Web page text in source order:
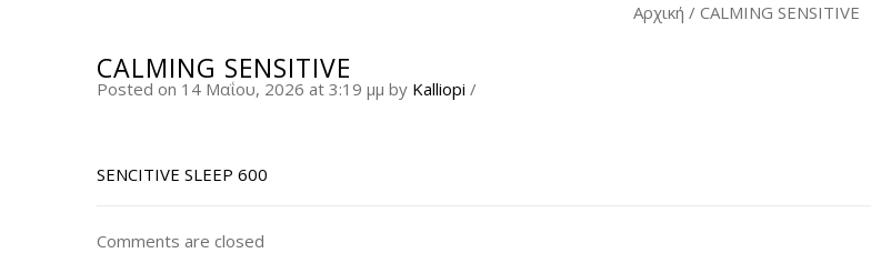
Αρχική / CALMING SENSITIVE
CALMING SENSITIVE
Posted on 14 Μαΐου, 2026 at 3:19 μμ by Kalliopi /
SENCITIVE SLEEP 600
Comments are closed